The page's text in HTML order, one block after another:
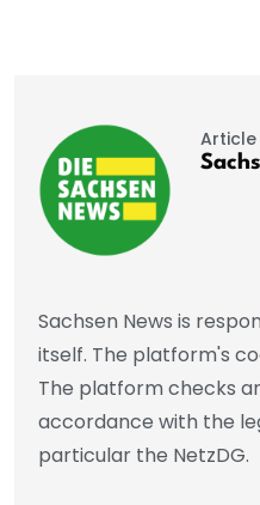
Sachsen News is
itself. The platform's
The platform checks
accordance with the
particular the NetzDG.